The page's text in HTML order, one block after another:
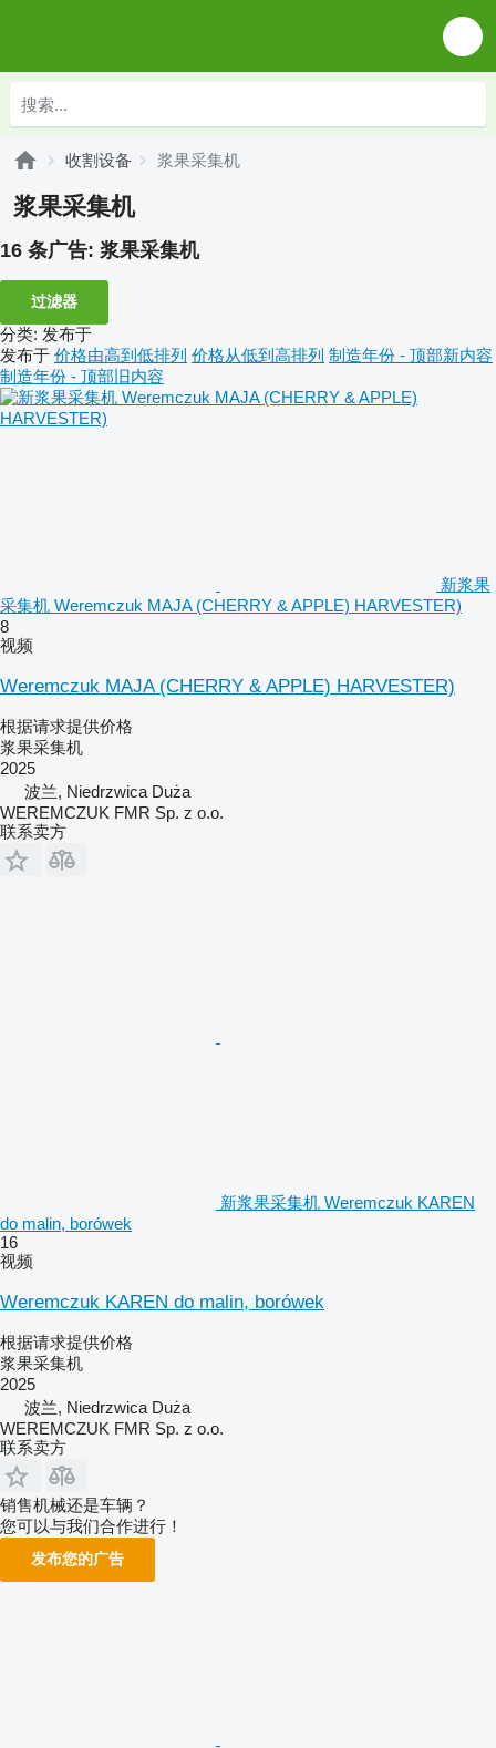
收割设备 浆果采集机
浆果采集机
16 条广告: 浆果采集机
过滤器
分类: 发布于
发布于 价格由高到低排列 价格从低到高排列 制造年份 - 顶部新内容
制造年份 - 顶部旧内容
新浆果
采集机 Weremczuk MAJA (CHERRY & APPLE) HARVESTER)
8
视频
Weremczuk MAJA (CHERRY & APPLE) HARVESTER)
根据请求提供价格
浆果采集机
2025
波兰, Niedrzwica Duża
WEREMCZUK FMR Sp. z o.o.
联系卖方
新浆果采集机 Weremczuk KAREN
do malin, borówek
16
视频
Weremczuk KAREN do malin, borówek
根据请求提供价格
浆果采集机
2025
波兰, Niedrzwica Duża
WEREMCZUK FMR Sp. z o.o.
联系卖方
销售机械还是车辆？
您可以与我们合作进行！
发布您的广告